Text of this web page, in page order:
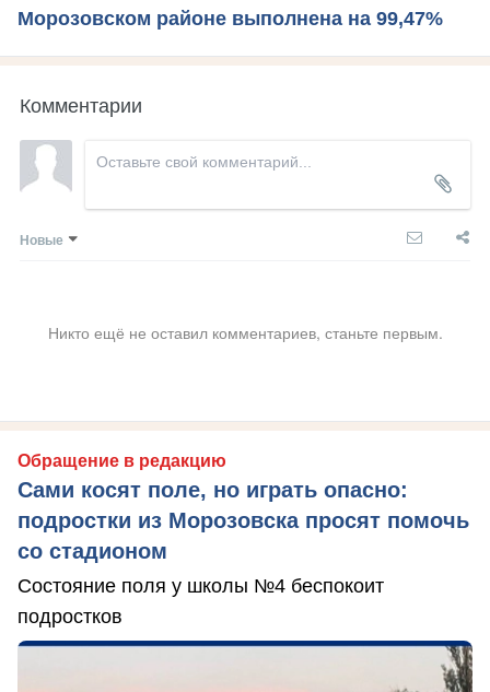
Морозовском районе выполнена на 99,47%
Комментарии
Новые
Никто ещё не оставил комментариев, станьте первым.
Обращение в редакцию
Сами косят поле, но играть опасно:
подростки из Морозовска просят помочь
со стадионом
Состояние поля у школы №4 беспокоит
подростков